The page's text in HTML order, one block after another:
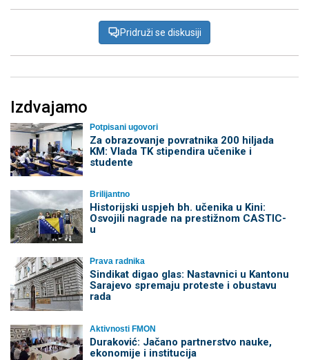
Pridruži se diskusiji
Izdvajamo
Potpisani ugovori
Za obrazovanje povratnika 200 hiljada
KM: Vlada TK stipendira učenike i
studente
Brilijantno
Historijski uspjeh bh. učenika u Kini:
Osvojili nagrade na prestižnom CASTIC-
u
Prava radnika
Sindikat digao glas: Nastavnici u Kantonu
Sarajevo spremaju proteste i obustavu
rada
Aktivnosti FMON
Duraković: Jačano partnerstvo nauke,
ekonomije i institucija